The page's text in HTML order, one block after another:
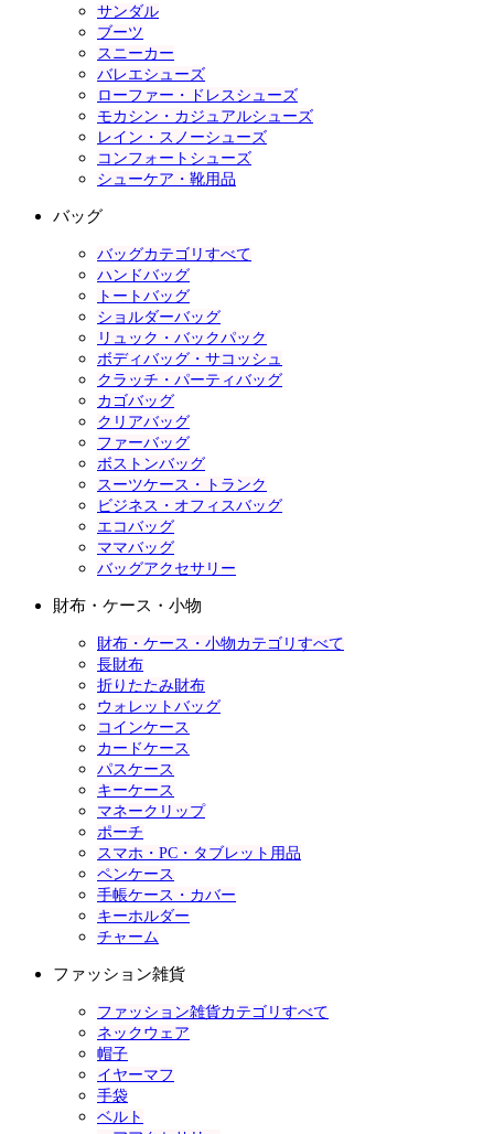
サンダル
ブーツ
スニーカー
バレエシューズ
ローファー・ドレスシューズ
モカシン・カジュアルシューズ
レイン・スノーシューズ
コンフォートシューズ
シューケア・靴用品
バッグ
バッグカテゴリすべて
ハンドバッグ
トートバッグ
ショルダーバッグ
リュック・バックパック
ボディバッグ・サコッシュ
クラッチ・パーティバッグ
カゴバッグ
クリアバッグ
ファーバッグ
ボストンバッグ
スーツケース・トランク
ビジネス・オフィスバッグ
エコバッグ
ママバッグ
バッグアクセサリー
財布・ケース・小物
財布・ケース・小物カテゴリすべて
長財布
折りたたみ財布
ウォレットバッグ
コインケース
カードケース
パスケース
キーケース
マネークリップ
ポーチ
スマホ・PC・タブレット用品
ペンケース
手帳ケース・カバー
キーホルダー
チャーム
ファッション雑貨
ファッション雑貨カテゴリすべて
ネックウェア
帽子
イヤーマフ
手袋
ベルト